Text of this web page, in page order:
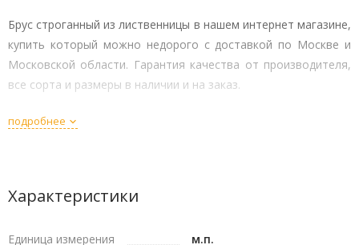
Брус строганный из лиственницы в нашем интернет магазине,
купить который можно недорого с доставкой по Москве и
Московской области. Гарантия качества от производителя,
все сорта и размеры в наличии и на заказ.
подробнее
Характеристики
Единица измерения м.п.